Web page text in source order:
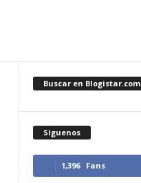
Buscar en Blogistar.com
Síguenos
1,396 Fans